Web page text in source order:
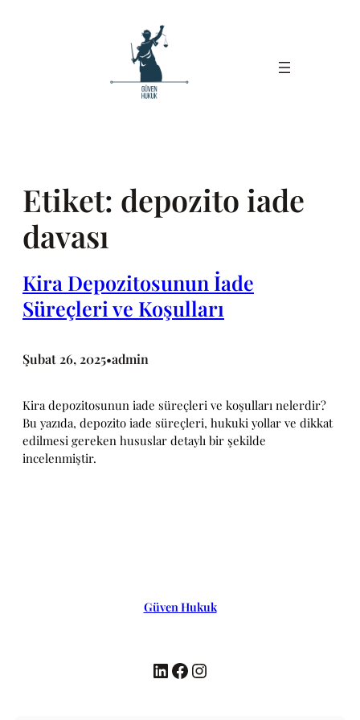
Etiket: depozito iade
davası
Kira Depozitosunun İade
Süreçleri ve Koşulları
Şubat 26, 2025•admin
Kira depozitosunun iade süreçleri ve koşulları nelerdir?
Bu yazıda, depozito iade süreçleri, hukuki yollar ve dikkat
edilmesi gereken hususlar detaylı bir şekilde
incelenmiştir.
Güven Hukuk
LinkedIn Facebook Instagram